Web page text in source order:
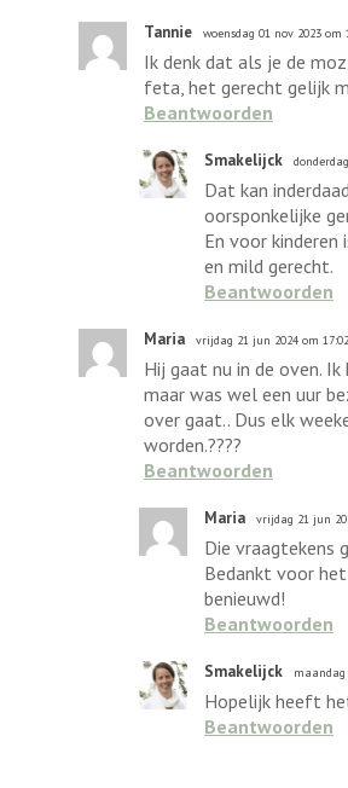
Tannie woensdag 01 nov 2023 om
Ik denk dat als je de
feta, het gerecht gelijk
Beantwoorden
Smakelijck
Dat kan
oorsponkelijke
En voor
en mild gerecht.
Beantwoorden
Maria vrijdag 21 jun 2024 om 17:02
Hij gaat nu in de oven. Ik
maar was wel een uur
over gaat.. Dus elk
worden.????
Beantwoorden
Maria vrijdag 21 jun
Die vraagtekens
Bedankt voor
benieuwd!
Beantwoorden
Smakelijck maandag
Hopelijk heeft
Beantwoorden